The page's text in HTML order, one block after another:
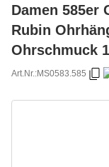
Damen 585er
Rubin
Ohrschmuck
Art.Nr.:MS0583.585